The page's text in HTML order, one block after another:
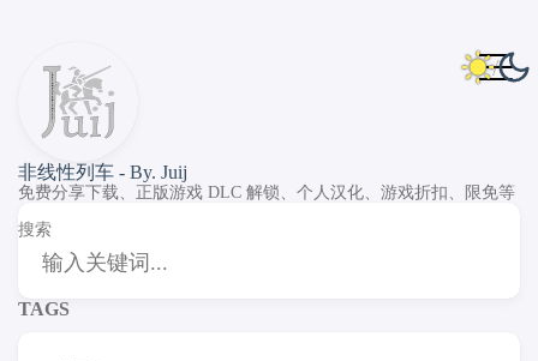
非线性列车 - By. Juij
免费分享下载、正版游戏 DLC 解锁、个人汉化、游戏折扣、限免等
搜索
TAGS